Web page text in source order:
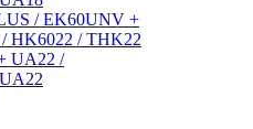
/ EK60UNV +
HK6022 / THK22
UA22 /